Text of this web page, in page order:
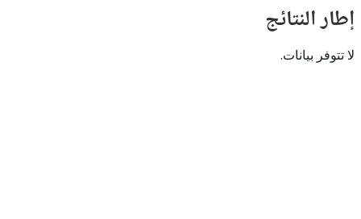
بيانات.